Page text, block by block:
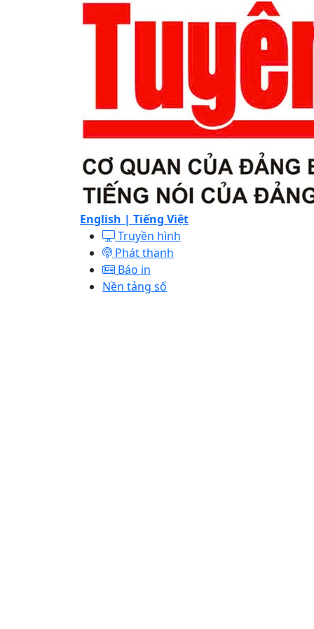
English | Tiếng Việt
Truyền hình
Phát thanh
Báo in
Nền tảng số